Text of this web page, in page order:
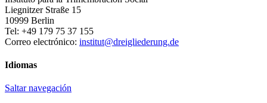
Liegnitzer Straße 15
10999 Berlin
Tel: +49 179 75 37 155
Correo electrónico: institut@dreigliederung.de
Idiomas
Saltar navegación